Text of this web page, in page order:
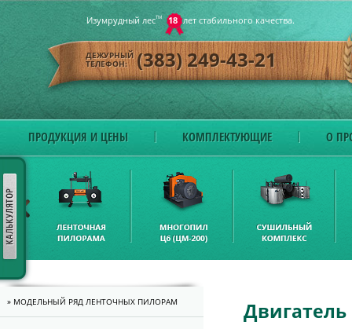
Изумрудный лесТМ 18 лет стабильного качества.
ДЕЖУРНЫЙ
ТЕЛЕФОН: (383) 249-43-21
ПРОДУКЦИЯ И ЦЕНЫ КОМПЛЕКТУЮЩИЕ О
» МОДЕЛЬНЫЙ РЯД ЛЕНТОЧНЫХ ПИЛОРАМ Двигатель